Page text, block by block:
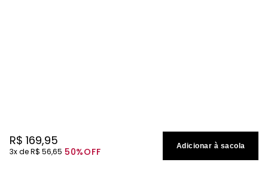
R$ 169,95
3 R$ 56,65 50%OFF Adicionar à sacola